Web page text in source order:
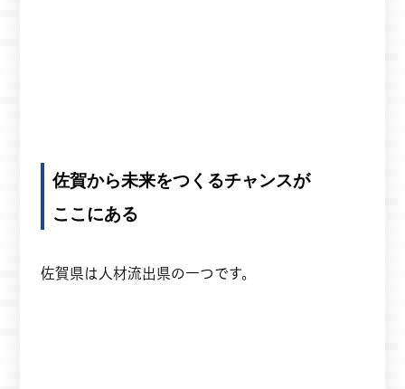
佐賀から未来をつくるチャンスが
ここにある
佐賀県は人材流出県の一つです。